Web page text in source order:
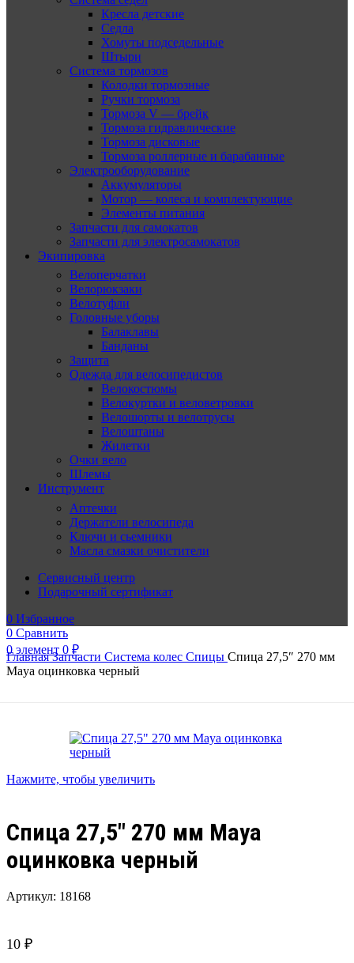
Кресла детские
Седла
Хомуты подседельные
Штыри
Система тормозов
Колодки тормозные
Ручки тормоза
Тормоза V — брейк
Тормоза гидравлические
Тормоза дисковые
Тормоза роллерные и барабанные
Электрооборудование
Аккумуляторы
Мотор — колеса и комплектующие
Элементы питания
Запчасти для самокатов
Запчасти для электросамокатов
Экипировка
Велоперчатки
Велорюкзаки
Велотуфли
Головные уборы
Балаклавы
Банданы
Защита
Одежда для велосипедистов
Велокостюмы
Велокуртки и веловетровки
Велошорты и велотрусы
Велоштаны
Жилетки
Очки вело
Шлемы
Инструмент
Аптечки
Держатели велосипеда
Ключи и сьемники
Масла смазки очистители
Сервисный центр
Подарочный сертификат
0 Избранное
0 Сравнить
0элемент 0 ₽
ГлавнаяЗапчасти Система колес Спицы Спица 27,5″ 270 мм
Maya оцинковка черный
Нажмите, чтобы увеличить
Спица 27,5″ 270 мм Maya
оцинковка черный
Артикул: 18168
10 ₽